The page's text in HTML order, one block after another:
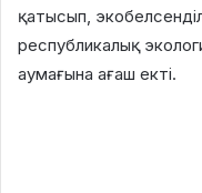
қатысып,
республикалық
аумағына ағаш екті.